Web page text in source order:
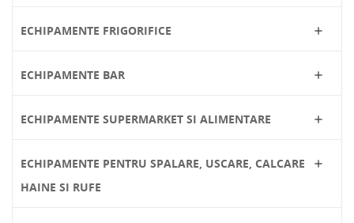
ECHIPAMENTE FRIGORIFICE 
ECHIPAMENTE BAR 
ECHIPAMENTE SUPERMARKET SI ALIMENTARE 
ECHIPAMENTE PENTRU SPALARE, USCARE, CALCARE
HAINE SI RUFE
